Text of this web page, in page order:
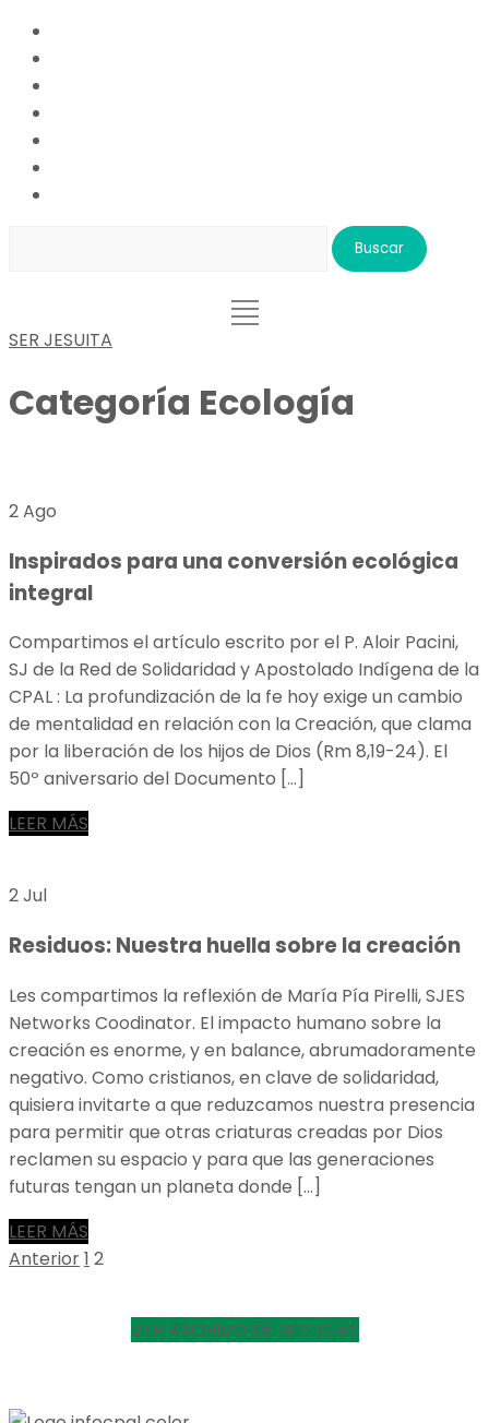
SER JESUITA
Categoría Ecología
2 Ago
Inspirados para una conversión ecológica
integral
Compartimos el artículo escrito por el P. Aloir Pacini,
SJ de la Red de Solidaridad y Apostolado Indígena de la
CPAL : La profundización de la fe hoy exige un cambio
de mentalidad en relación con la Creación, que clama
por la liberación de los hijos de Dios (Rm 8,19-24). El
50º aniversario del Documento […]
LEER MÁS
2 Jul
Residuos: Nuestra huella sobre la creación
Les compartimos la reflexión de María Pía Pirelli, SJES
Networks Coodinator. El impacto humano sobre la
creación es enorme, y en balance, abrumadoramente
negativo. Como cristianos, en clave de solidaridad,
quisiera invitarte a que reduzcamos nuestra presencia
para permitir que otras criaturas creadas por Dios
reclamen su espacio y para que las generaciones
futuras tengan un planeta donde […]
LEER MÁS
Posts
AnteriorPage
1 Page
2
VER ARCHIVO DE NOTICIAS